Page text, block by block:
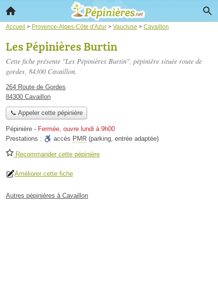
Accueil > Provence-Alpes-Côte d'Azur > Vaucluse > Cavaillon
Les Pépinières Burtin
Cette fiche présente "Les Pépinières Burtin", pépinière située route de
gordes, 84300 Cavaillon.
264 Route de Gordes
84300 Cavaillon
📞 Appeler cette pépinière
Pépinière - Fermée, ouvre lundi à 9h00
Prestations :
accès PMR (parking, entrée adaptée)
Recommander cette pépinière
Améliorer cette fiche
Autres pépinières à Cavaillon